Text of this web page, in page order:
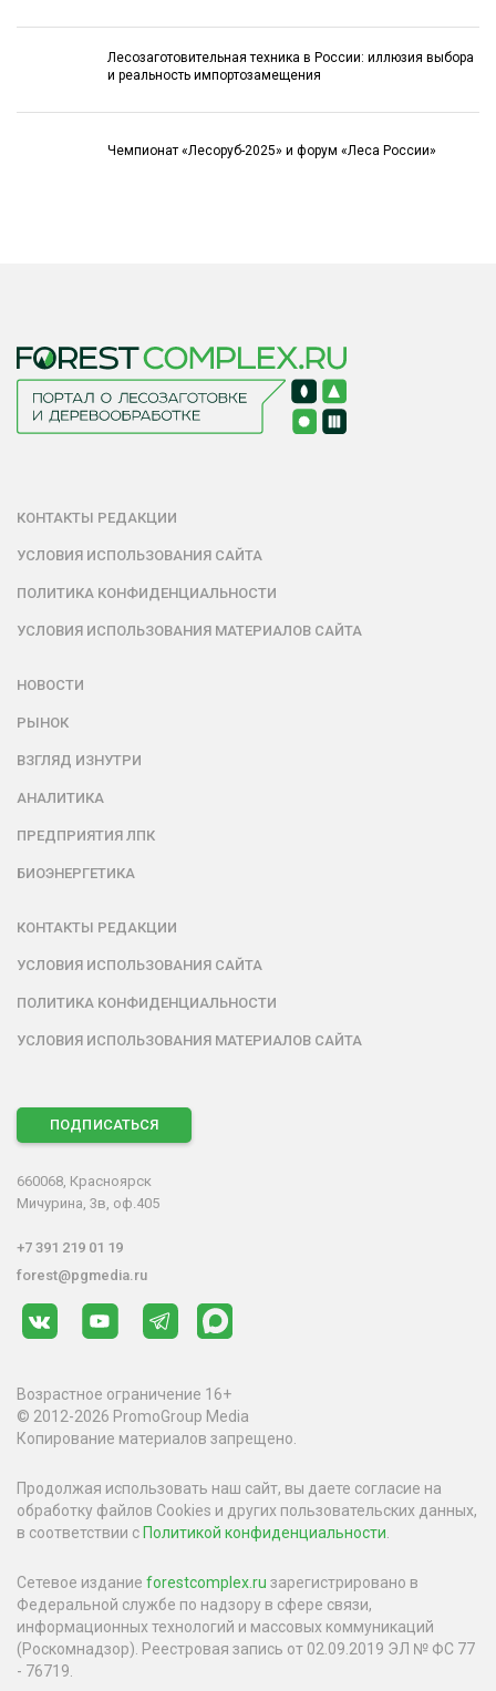
Лесозаготовительная техника в России: иллюзия выбора
и реальность импортозамещения
Чемпионат «Лесоруб-2025» и форум «Леса России»
КОНТАКТЫ РЕДАКЦИИ
УСЛОВИЯ ИСПОЛЬЗОВАНИЯ САЙТА
ПОЛИТИКА КОНФИДЕНЦИАЛЬНОСТИ
УСЛОВИЯ ИСПОЛЬЗОВАНИЯ МАТЕРИАЛОВ САЙТА
НОВОСТИ
РЫНОК
ВЗГЛЯД ИЗНУТРИ
АНАЛИТИКА
ПРЕДПРИЯТИЯ ЛПК
БИОЭНЕРГЕТИКА
КОНТАКТЫ РЕДАКЦИИ
УСЛОВИЯ ИСПОЛЬЗОВАНИЯ САЙТА
ПОЛИТИКА КОНФИДЕНЦИАЛЬНОСТИ
УСЛОВИЯ ИСПОЛЬЗОВАНИЯ МАТЕРИАЛОВ САЙТА
ПОДПИСАТЬСЯ
660068, Красноярск
Мичурина, 3в, оф.405
+7 391 219 01 19
forest@pgmedia.ru
Возрастное ограничение 16+
© 2012-2026 PromoGroup Media
Копирование материалов запрещено.
Продолжая использовать наш сайт, вы даете согласие на
обработку файлов Cookies и других пользовательских данных,
в соответствии с Политикой конфиденциальности
Сетевое издание forestcomplex.ru зарегистрировано в
Федеральной службе по надзору в сфере связи,
информационных технологий и массовых коммуникаций
(Роскомнадзор). Реестровая запись от 02.09.2019 ЭЛ № ФС 77
- 76719.